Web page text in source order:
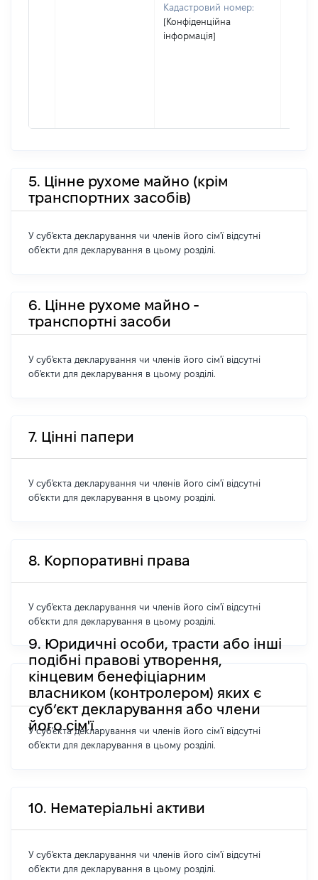
Кадастровий номер:
[Конфіденційна
інформація]
5. Цінне рухоме майно (крім
транспортних засобів)
У суб'єкта декларування чи членів його сім'ї відсутні
об'єкти для декларування в цьому розділі.
6. Цінне рухоме майно -
транспортні засоби
У суб'єкта декларування чи членів його сім'ї відсутні
об'єкти для декларування в цьому розділі.
7. Цінні папери
У суб'єкта декларування чи членів його сім'ї відсутні
об'єкти для декларування в цьому розділі.
8. Корпоративні права
У суб'єкта декларування чи членів його сім'ї відсутні
об'єкти для декларування в цьому розділі.
9. Юридичні особи, трасти або інші
подібні правові утворення,
кінцевим бенефіціарним
власником (контролером) яких є
суб’єкт декларування або члени
його сім'ї
У суб'єкта декларування чи членів його сім'ї відсутні
об'єкти для декларування в цьому розділі.
10. Нематеріальні активи
У суб'єкта декларування чи членів його сім'ї відсутні
об'єкти для декларування в цьому розділі.